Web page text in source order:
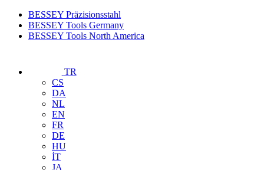
BESSEY Präzisionsstahl
BESSEY Tools Germany
BESSEY Tools North America
TR
CS
DA
NL
EN
FR
DE
HU
İT
JA